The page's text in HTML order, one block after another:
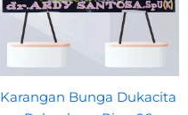
Karangan Bunga Dukacita